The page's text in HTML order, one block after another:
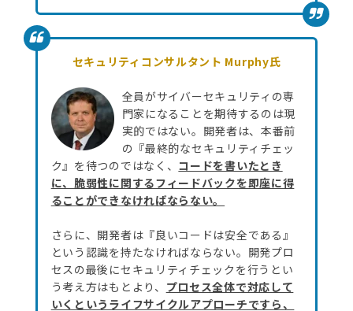
セキュリティコンサルタント Murphy氏
全員がサイバーセキュリティの専
門家になることを期待するのは現
実的ではない。開発者は、本番前
の『最終的なセキュリティチェッ
ク』を待つのではなく、 コードを書いたとき
に、脆弱性に関するフィードバックを即座に得
ることができなければならない。
さらに、開発者は『良いコードは安全である』
という認識を持たなければならない。開発プロ
セスの最後にセキュリティチェックを行うとい
う考え方はもとより、 プロセス全体で対応して
いくというライフサイクルアプローチですら、